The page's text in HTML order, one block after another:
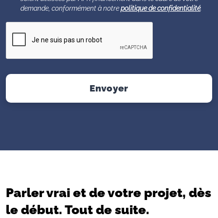
demande, conformément à notrepolitique de confidentialité.
Envoyer
Parler vrai et de votre projet, dès
le début. Tout de suite.